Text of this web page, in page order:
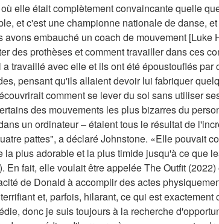
elle était complètement convaincante quelle
et c'est une championne nationale de danse,
avons embauché un coach de mouvement
des prothèses et comment travailler dans ces
travaillé avec elle et ils ont été époustouflés
pensant qu'ils allaient devoir lui fabriquer
comment se lever du sol sans utiliser
des mouvements les plus bizarres du
un ordinateur – étaient tous le résultat de
pattes", a déclaré Johnstone. «Elle pouvait
la plus adorable et la plus timide jusqu'à ce que
En fait, elle voulait être appelée The Outfit
de Donald à accomplir des actes
et, parfois, hilarant, ce qui est
donc je suis toujours à la recherche